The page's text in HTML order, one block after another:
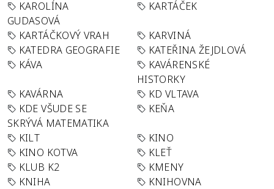
KAROLÍNA
GUDASOVÁ
KARTÁČEK
KARTÁČKOVÝ VRAH
KARVINÁ
KATEDRA GEOGRAFIE
KATEŘINA ŽEJDLOVÁ
KÁVA
KAVÁRENSKÉ
HISTORKY
KAVÁRNA
KD VLTAVA
KDE VŠUDE SE
SKRÝVÁ MATEMATIKA
KEŇA
KILT
KINO
KINO KOTVA
KLEŤ
KLUB K2
KMENY
KNIHA
KNIHOVNA